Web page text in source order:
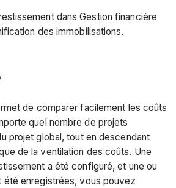
dans Gestion financière
des immobilisations.
de comparer facilement les coûts
quel nombre de projets
projet global, tout en descendant
de la ventilation des coûts. Une
a été configuré, et une ou
été enregistrées, vous pouvez